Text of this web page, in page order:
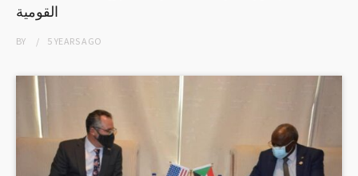
القومية
BY 5 YEARSAGO